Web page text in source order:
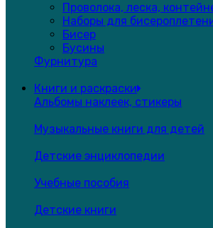
Проволока, леска,
Наборы для
Бисер
Бусины
Фурнитура
Книги и раскраски
Альбомы наклеек, стикеры
Музыкальные книги для детей
Детские энциклопедии
Учебные пособия
Детские книги